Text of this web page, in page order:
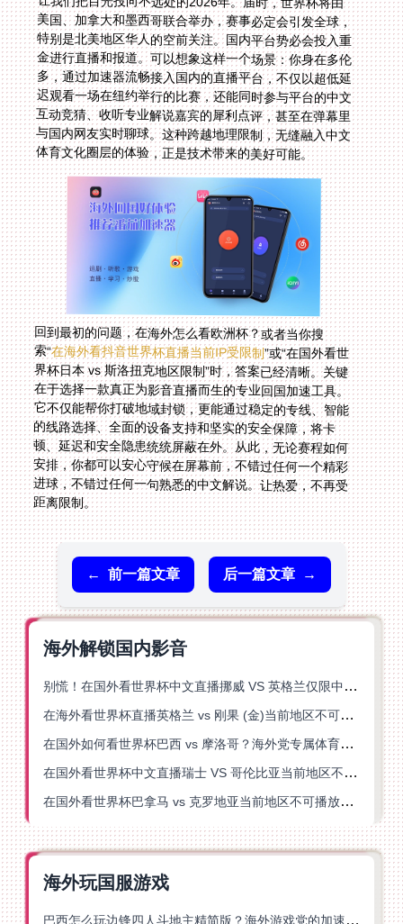
体育文化圈层的体验，正是技术带来的美好可能。
回到最初的问题，在海外怎么看欧洲杯？或者当你搜
索“在海外看抖音世界杯直播当前IP受限制”或“在国外看世
界杯日本 vs 斯洛扭克地区限制”时，答案已经清晰。关键
在于选择一款真正为影音直播而生的专业回国加速工具。
它不仅能帮你打破地域封锁，更能通过稳定的专线、智能
的线路选择、全面的设备支持和坚实的安全保障，将卡
顿、延迟和安全隐患统统屏蔽在外。从此，无论赛程如何
安排，你都可以安心守候在屏幕前，不错过任何一个精彩
进球，不错过任何一句熟悉的中文解说。让热爱，不再受
距离限制。
← 前一篇文章 后一篇文章 →
海外解锁国内影音
别慌！在国外看世界杯中文直播挪威 VS 英格兰仅限中国大陆？这篇指南帮你搞定
在海外看世界杯直播英格兰 vs 刚果 (金)当前地区不可播放？这篇指南帮你突破所有限制
在国外如何看世界杯巴西 vs 摩洛哥？海外党专属体育观赛指南来了
在国外看世界杯中文直播瑞士 VS 哥伦比亚当前地区不可播放？这篇指南帮你搞定
在国外看世界杯巴拿马 vs 克罗地亚当前地区不可播放？这篇指南帮你轻松解决海外体育直播难题
海外玩国服游戏
巴西怎么玩边锋四人斗地主精简版？海外游戏党的加速器终极选择